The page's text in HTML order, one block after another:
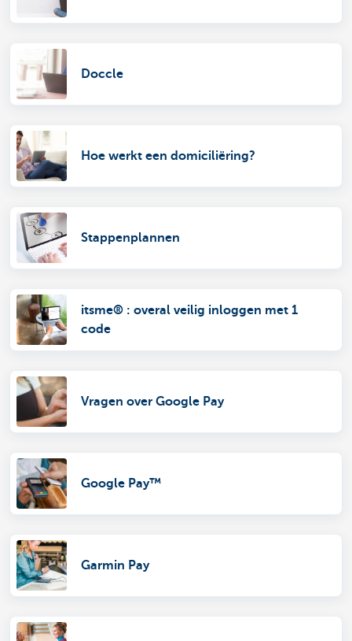
Doccle
Hoe werkt een domiciliëring?
Stappenplannen
itsme® : overal veilig inloggen met 1
code
Vragen over Google Pay
Google Pay™
Garmin Pay